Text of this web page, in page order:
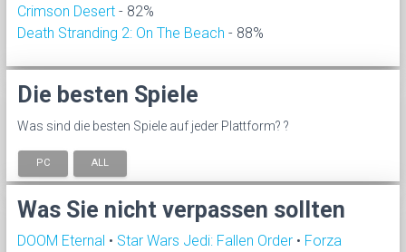
Crimson Desert - 82%
Death Stranding 2: On The Beach - 88%
Die besten Spiele
Was sind die besten Spiele auf jeder Plattform? ?
PC ALL
Was Sie nicht verpassen sollten
DOOM Eternal • Star Wars Jedi: Fallen Order • Forza